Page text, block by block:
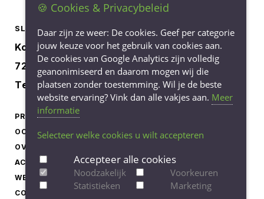
SLOOTSMID BORCULO
Korenbree 40a
7271 LH Borculo
Tel. 0545-745040
PRODUCTEN
OCCASIONS
OVER ONS
ACTUEEL
WERKEN BIJ
CONTACT
PRIVACY STATEMENT
COOKIE-INSTELLINGEN
AANPASSEN
🍪 Cookies & Privacybeleid
Daar zijn ze weer: De cookies. Geef per categorie
jouw keuze voor het gebruik van cookies aan.
De cookies van Google Analytics zijn volledig
geanonimiseerd en daarom mogen wij die
plaatsen zonder toestemming. Wil je de beste
website ervaring? Vink dan alle vakjes aan. Meer
informatie
Selecteer welke cookies u wilt accepteren
Accepteer alle cookies
Noodzakelijk
Voorkeuren
Statistieken
Marketing